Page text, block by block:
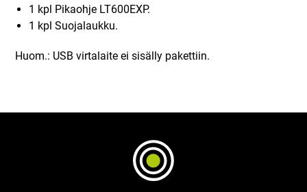
1 kpl Pikaohje LT600EXP.
1 kpl Suojalaukku.
Huom.: USB virtalaite ei sisälly pakettiin.